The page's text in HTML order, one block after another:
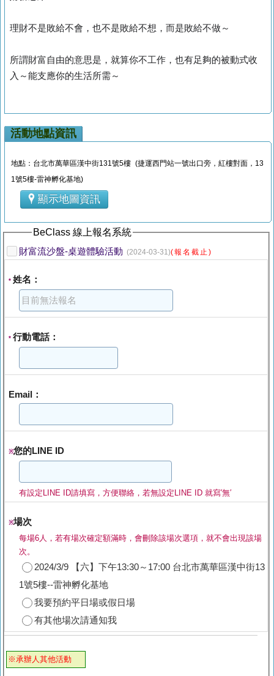
理財不是敗給不會，也不是敗給不想，而是敗給不做～
所謂財富自由的意思是，就算你不工作，也有足夠的被動式收
入～能支應你的生活所需～
活動地點資訊
地點：台北市萬華區漢中街131號5樓 (捷運西門站一號出口旁，紅樓對面，13
1號5樓-雷神孵化基地)
顯示地圖資訊
BeClass 線上報名系統
財富流沙盤-桌遊體驗活動 (2024-03-31)(報名截止)
* 姓名：
* 行動電話：
Email：
※您的LINE ID
有設定LINE ID請填寫，方便聯絡，若無設定LINE ID 就寫′無′
※場次
每場6人，若有場次確定額滿時，會刪除該場次選項，就不會出現該場
次。
2024/3/9 【六】下午13:30～17:00 台北市萬華區漢中街13
1號5樓--雷神孵化基地
我要預約平日場或假日場
有其他場次請通知我
※承辦人其他活動